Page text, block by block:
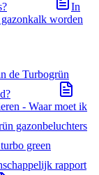
In
worden
de Turbogrün
- Waar moet ik
gazonbeluchters
green
rapport